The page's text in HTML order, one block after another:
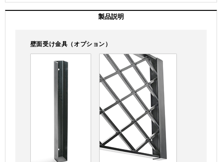
製品説明
壁面受け金具（オプション）